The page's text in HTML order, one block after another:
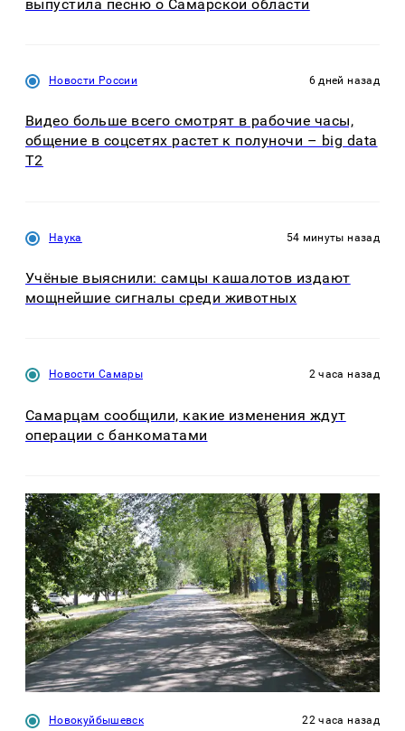
выпустила песню о Самарской области
Новости России 6 дней назад
Видео больше всего смотрят в рабочие часы,
общение в соцсетях растет к полуночи – big data
T2
Наука 54 минуты назад
Учёные выяснили: самцы кашалотов издают
мощнейшие сигналы среди животных
Новости Самары 2 часа назад
Самарцам сообщили, какие изменения ждут
операции с банкоматами
Новокуйбышевск 22 часа назад